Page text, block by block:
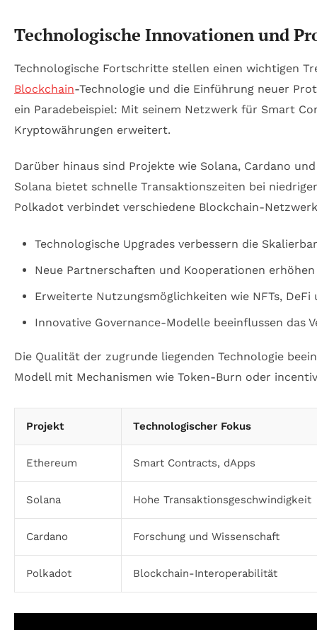
Technologische Innovationen und
Technologische Fortschritte stellen einen wichtigen
Blockchain-Technologie und die Einführung neuer
ein Paradebeispiel: Mit seinem Netzwerk für Smart
Kryptowährungen erweitert.
Darüber hinaus sind Projekte wie Solana, Cardano
Solana bietet schnelle Transaktionszeiten bei
Polkadot verbindet verschiedene Blockchain-
Technologische Upgrades verbessern die
Neue Partnerschaften und Kooperationen
Erweiterte Nutzungsmöglichkeiten wie NFTs,
Innovative Governance-Modelle beeinflussen das
Die Qualität der zugrunde liegenden Technologie
Modell mit Mechanismen wie Token-Burn oder
Projekt Technologischer Fokus
Ethereum Smart Contracts, dApps
Solana Hohe Transaktionsgeschwindigkeit
Cardano Forschung und Wissenschaft
Polkadot Blockchain-Interoperabilität